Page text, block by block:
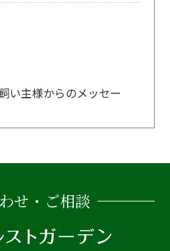
い主様からのメッセー
せ・ご相談